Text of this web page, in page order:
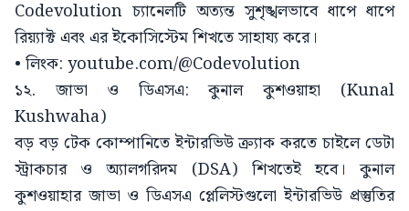
Codevolution চ্যানেলটি অত্যন্ত সুশৃঙ্খলভাবে ধাপে ধাপে
রিয়্যাক্ট এবং এর ইকোসিস্টেম শিখতে সাহায্য করে।
• লিংক: youtube.com/@Codevolution
১২. জাভা ও ডিএসএ: কুনাল কুশওয়াহা (Kunal
Kushwaha)
বড় বড় টেক কোম্পানিতে ইন্টারভিউ ক্র্যাক করতে চাইলে ডেটা
স্ট্রাকচার ও অ্যালগরিদম (DSA) শিখতেই হবে। কুনাল
কুশওয়াহার জাভা ও ডিএসএ প্লেলিস্টগুলো ইন্টারভিউ প্রস্তুতির